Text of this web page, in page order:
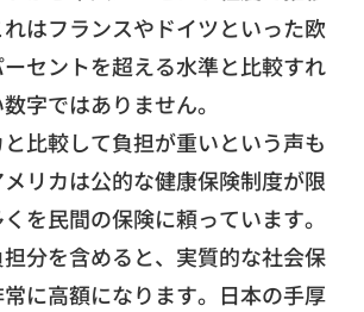
れはフランスやドイツといった欧
セントを超える水準と比較すれ
字ではありません。
比較して負担が重いという声も
メリカは公的な健康保険制度が限
を民間の保険に頼っています。
分を含めると、 実質的な社会保
に高額になります。 日本の手厚